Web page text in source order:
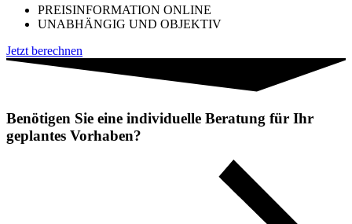
PREISINFORMATION ONLINE
UNABHÄNGIG UND OBJEKTIV
Jetzt berechnen
Benötigen Sie eine individuelle Beratung für Ihr
geplantes Vorhaben?